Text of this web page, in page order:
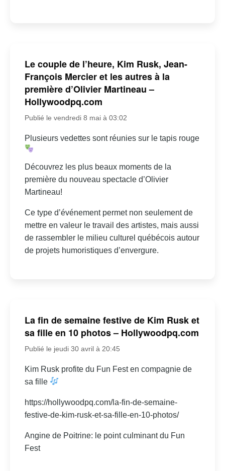
Le couple de l’heure, Kim Rusk, Jean-
François Mercier et les autres à la
première d’Olivier Martineau –
Hollywoodpq.com
Publié le vendredi 8 mai à 03:02
Plusieurs vedettes sont réunies sur le tapis rouge
Découvrez les plus beaux moments de la
première du nouveau spectacle d’Olivier
Martineau!
Ce type d’événement permet non seulement de
mettre en valeur le travail des artistes, mais aussi
de rassembler le milieu culturel québécois autour
de projets humoristiques d’envergure.
La fin de semaine festive de Kim Rusk et
sa fille en 10 photos – Hollywoodpq.com
Publié le jeudi 30 avril à 20:45
Kim Rusk profite du Fun Fest en compagnie de
sa fille
https://hollywoodpq.com/la-fin-de-semaine-
festive-de-kim-rusk-et-sa-fille-en-10-photos/
Angine de Poitrine: le point culminant du Fun
Fest